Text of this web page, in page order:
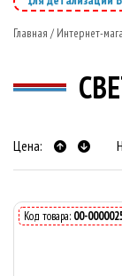
Главная / Интернет-
Цена:
Код товара: 00-